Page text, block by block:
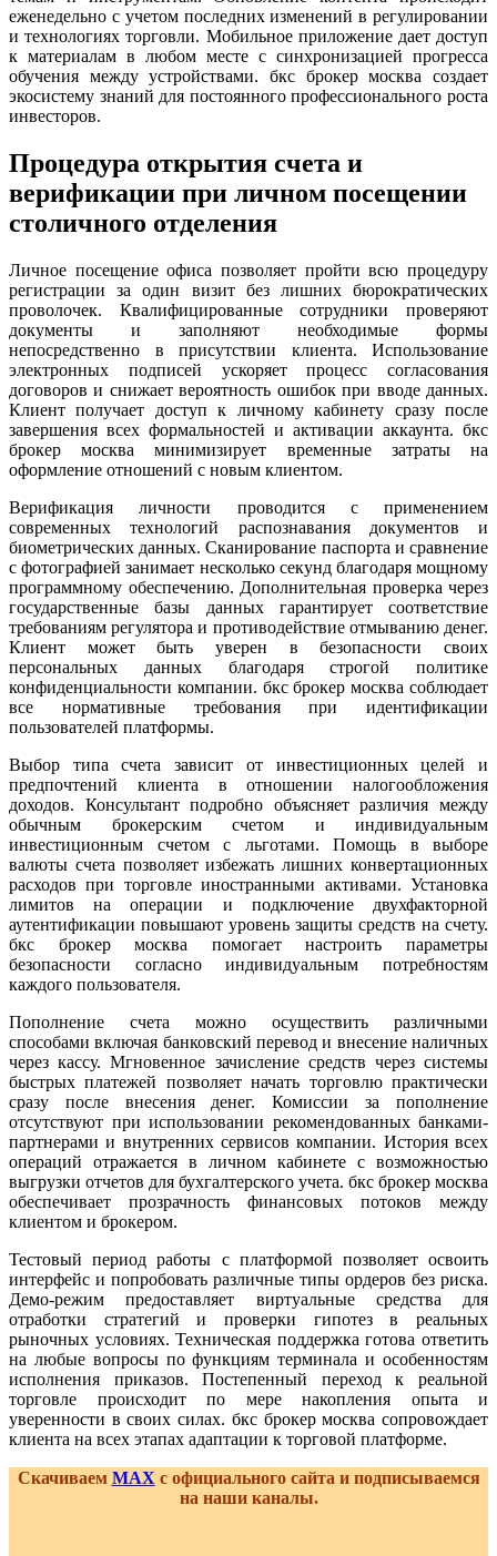
еженедельно с учетом последних изменений в регулировании
и технологиях торговли. Мобильное приложение дает доступ
к материалам в любом месте с синхронизацией прогресса
обучения между устройствами. бкс брокер москва создает
экосистему знаний для постоянного профессионального роста
инвесторов.
Процедура открытия счета и
верификации при личном посещении
столичного отделения
Личное посещение офиса позволяет пройти всю процедуру
регистрации за один визит без лишних бюрократических
проволочек. Квалифицированные сотрудники проверяют
документы и заполняют необходимые формы
непосредственно в присутствии клиента. Использование
электронных подписей ускоряет процесс согласования
договоров и снижает вероятность ошибок при вводе данных.
Клиент получает доступ к личному кабинету сразу после
завершения всех формальностей и активации аккаунта. бкс
брокер москва минимизирует временные затраты на
оформление отношений с новым клиентом.
Верификация личности проводится с применением
современных технологий распознавания документов и
биометрических данных. Сканирование паспорта и сравнение
с фотографией занимает несколько секунд благодаря мощному
программному обеспечению. Дополнительная проверка через
государственные базы данных гарантирует соответствие
требованиям регулятора и противодействие отмыванию денег.
Клиент может быть уверен в безопасности своих
персональных данных благодаря строгой политике
конфиденциальности компании. бкс брокер москва соблюдает
все нормативные требования при идентификации
пользователей платформы.
Выбор типа счета зависит от инвестиционных целей и
предпочтений клиента в отношении налогообложения
доходов. Консультант подробно объясняет различия между
обычным брокерским счетом и индивидуальным
инвестиционным счетом с льготами. Помощь в выборе
валюты счета позволяет избежать лишних конвертационных
расходов при торговле иностранными активами. Установка
лимитов на операции и подключение двухфакторной
аутентификации повышают уровень защиты средств на счету.
бкс брокер москва помогает настроить параметры
безопасности согласно индивидуальным потребностям
каждого пользователя.
Пополнение счета можно осуществить различными
способами включая банковский перевод и внесение наличных
через кассу. Мгновенное зачисление средств через системы
быстрых платежей позволяет начать торговлю практически
сразу после внесения денег. Комиссии за пополнение
отсутствуют при использовании рекомендованных банками-
партнерами и внутренних сервисов компании. История всех
операций отражается в личном кабинете с возможностью
выгрузки отчетов для бухгалтерского учета. бкс брокер москва
обеспечивает прозрачность финансовых потоков между
клиентом и брокером.
Тестовый период работы с платформой позволяет освоить
интерфейс и попробовать различные типы ордеров без риска.
Демо-режим предоставляет виртуальные средства для
отработки стратегий и проверки гипотез в реальных
рыночных условиях. Техническая поддержка готова ответить
на любые вопросы по функциям терминала и особенностям
исполнения приказов. Постепенный переход к реальной
торговле происходит по мере накопления опыта и
уверенности в своих силах. бкс брокер москва сопровождает
клиента на всех этапах адаптации к торговой платформе.
Скачиваем MAX с официального сайта и подписываемся
на наши каналы.